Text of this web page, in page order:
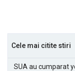
Cele mai citite stiri
SUA au cumparat